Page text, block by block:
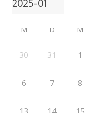
M D M
30 31 1
6 7 8